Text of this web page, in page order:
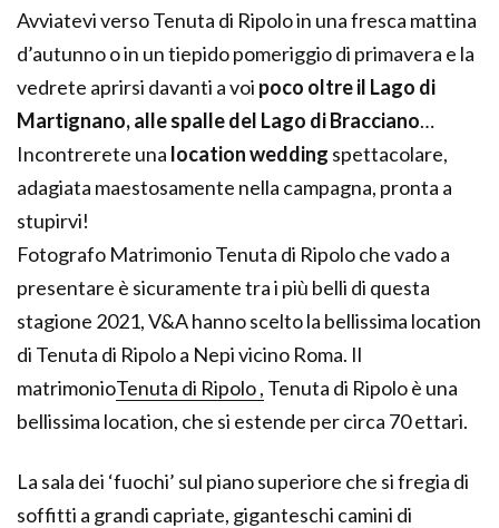
Avviatevi verso Tenuta di Ripolo in una fresca mattina
d’autunno o in un tiepido pomeriggio di primavera e la
vedrete aprirsi davanti a voi poco oltre il Lago di
Martignano, alle spalle del Lago di Bracciano…
Incontrerete una location wedding spettacolare,
adagiata maestosamente nella campagna, pronta a
stupirvi!
Fotografo Matrimonio Tenuta di Ripolo che vado a
presentare è sicuramente tra i più belli di questa
stagione 2021, V&A hanno scelto la bellissima location
di Tenuta di Ripolo a Nepi vicino Roma. Il
matrimonioTenuta di Ripolo , Tenuta di Ripolo è una
bellissima location, che si estende per circa 70 ettari.
La sala dei ‘fuochi’ sul piano superiore che si fregia di
soffitti a grandi capriate, giganteschi camini di